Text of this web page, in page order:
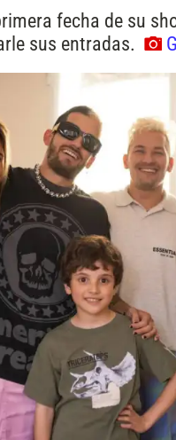
fecha de su
sus entradas.